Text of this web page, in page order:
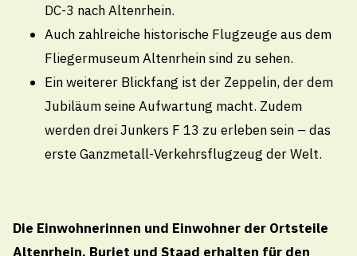
DC-3 nach Altenrhein.
Auch zahlreiche historische Flugzeuge aus dem
Fliegermuseum Altenrhein sind zu sehen.
Ein weiterer Blickfang ist der Zeppelin, der dem
Jubiläum seine Aufwartung macht. Zudem
werden drei Junkers F 13 zu erleben sein – das
erste Ganzmetall-Verkehrsflugzeug der Welt.
Die Einwohnerinnen und Einwohner der Ortsteile
Altenrhein, Buriet und Staad erhalten für den
Montag
08.00 - 11.30
13.30 - 18.00 Uhr
Dienstag bis Donnerstag
08.00 - 11.30
13.30 - 16.30 Uhr
08.00 - 11.30